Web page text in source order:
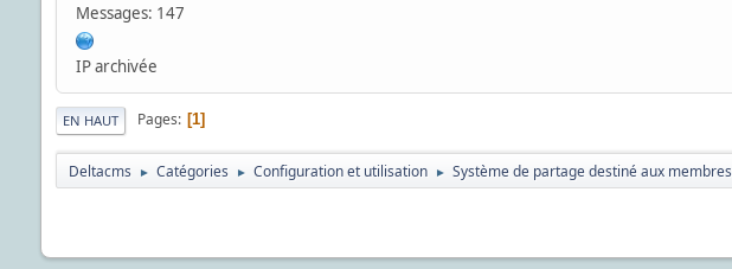
Messages: 147
IP archivée
EN HAUT Pages 1
Deltacms ► Catégories ► Configuration et utilisation ► Système de partage destiné aux membres